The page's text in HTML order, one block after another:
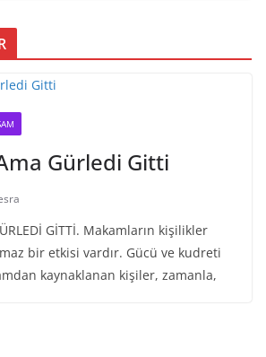
Gürledi Gitti
GİTTİ. Makamların kişilikler
bir etkisi vardır. Gücü ve kudreti
kaynaklanan kişiler, zamanla,